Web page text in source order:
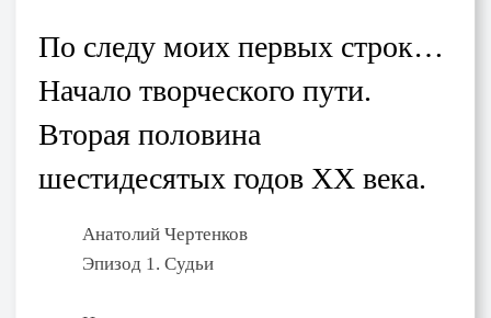
По следу моих первых строк…
Начало творческого пути.
Вторая половина
шестидесятых годов ХХ века.
Анатолий Чертенков
Эпизод 1. Судьи